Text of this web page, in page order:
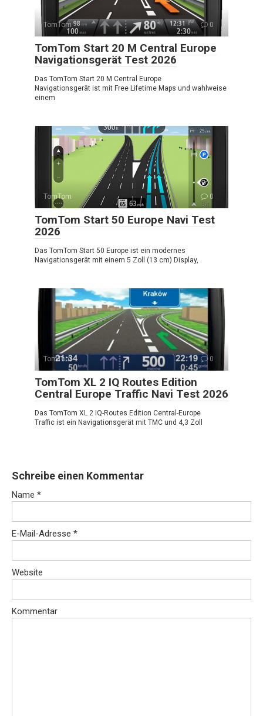
TomTom 0
TomTom Start 20 M Central Europe
Navigationsgerät Test 2026
Das TomTom Start 20 M Central Europe
Navigationsgerät ist mit Free Lifetime Maps und wahlweise
einem
TomTom 0
TomTom Start 50 Europe Navi Test
2026
Das TomTom Start 50 Europe ist ein modernes
Navigationsgerät mit einem 5 Zoll (13 cm) Display,
TomTom 0
TomTom XL 2 IQ Routes Edition
Central Europe Traffic Navi Test 2026
Das TomTom XL 2 IQ-Routes Edition Central-Europe
Traffic ist ein Navigationsgerät mit TMC und 4,3 Zoll
Schreibe einen Kommentar
Name *
E-Mail-Adresse *
Website
Kommentar